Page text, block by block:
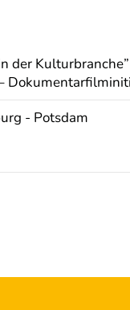
der Kulturbranche”
- Potsdam